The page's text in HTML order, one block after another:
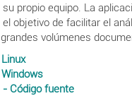
propio equipo. La
objetivo de facilitar el
volúmenes
- Código fuente